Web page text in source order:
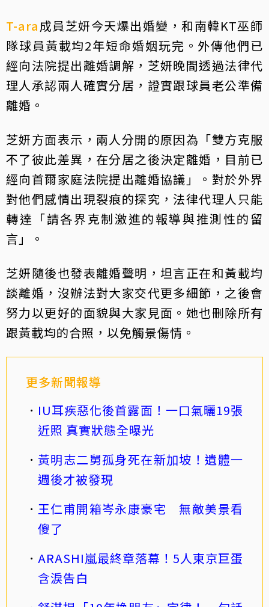
T-ara成員芝妍今天爆出婚變，和南韓KT巫師
隊球員黃載均2年短命婚姻玩完。外傳他們已
經向法院提出離婚調解，芝妍晚間透過法律代
理人承認兩人確實分居，證實跟球員老公準備
離婚。
芝妍方面表示，兩人分開的原因為「雙方克服
不了彼此差異，在分居之後決定離婚，目前已
經向首爾家庭法院提出離婚協議」。對於外界
對他們感情出現裂痕的探究，法律代理人只能
轉達「請各界克制激進的報導與推測性的留
言」。
芝妍隨後也發表離婚聲明，坦言正在和黃載均
談離婚，沒辦法對大家交代更多細節，之後會
努力以更好的面貌與大家見面。她也刪除所有
跟黃載均的合照，以免觸景傷情。
更多新聞報導
IU耳疾惡化後首露面！一口氣曬19張
近照 真實狀態全曝光
黃明志二舅孤身死在新加坡！遺體一
週後才被發現
王仁甫開箱岑永康豪宅 無敵美景看
傻了
ARASHI嵐最終章落幕！5人東京巨蛋
含淚告白